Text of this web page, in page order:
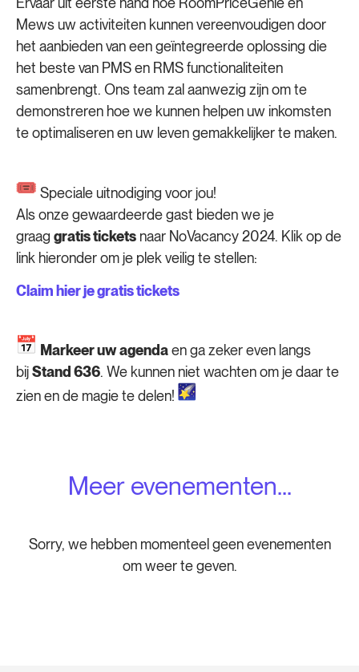
Mews uw activiteiten kunnen vereenvoudigen door
het aanbieden van een geïntegreerde oplossing die
het beste van PMS en RMS functionaliteiten
samenbrengt. Ons team zal aanwezig zijn om te
demonstreren hoe we kunnen helpen uw inkomsten
te optimaliseren en uw leven gemakkelijker te maken.
Speciale uitnodiging voor jou!
Als onze gewaardeerde gast bieden we je
graag gratis tickets naar NoVacancy 2024. Klik op de
link hieronder om je plek veilig te stellen:
Claim hier je gratis tickets
Markeer uw agendaen ga zeker even langs
bijStand 636. We kunnen niet wachten om je daar te
zien en de magie te delen!
Meer evenementen...
Sorry, we hebben momenteel geen evenementen
om weer te geven.